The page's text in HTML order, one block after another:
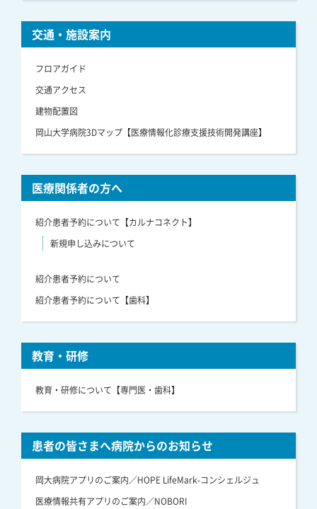
交通・施設案内
フロアガイド
交通アクセス
建物配置図
岡山大学病院3Dマップ【医療情報化診療支援技術開発講座】
医療関係者の方へ
紹介患者予約について【カルナコネクト】
新規申し込みについて
紹介患者予約について
紹介患者予約について【歯科】
教育・研修
教育・研修について【専門医・歯科】
患者の皆さまへ病院からのお知らせ
岡大病院アプリのご案内／HOPE LifeMark-コンシェルジュ
医療情報共有アプリのご案内／NOBORI